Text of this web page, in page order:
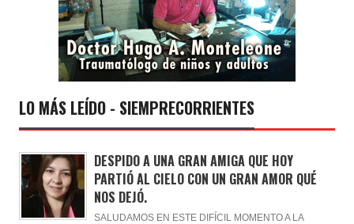
LO MÁS LEÍDO - SIEMPRECORRIENTES
DESPIDO A UNA GRAN AMIGA QUE HOY
PARTIÓ AL CIELO CON UN GRAN AMOR QUÉ
NOS DEJÓ.
SALUDAMOS EN ESTE DIFÍCIL MOMENTO A LA